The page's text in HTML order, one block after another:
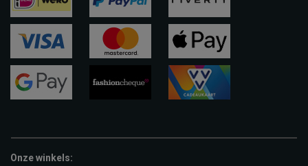
ideal paypal riverty
visa
apple-
pay
Onze winkels: